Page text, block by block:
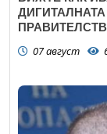
07 август